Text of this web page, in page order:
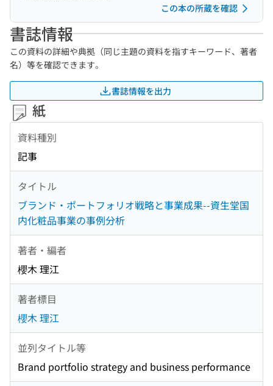
この本の所蔵を確認
書誌情報
この資料の詳細や典拠（同じ主題の資料を指すキーワード、著者
名）等を確認できます。
書誌情報を出力
紙
資料種別
記事
タイトル
ブランド・ポートフォリオ戦略と事業成果--資生堂国
内化粧品事業の事例分析
著者・編者
櫻木 理江
著者標目
櫻木 理江
並列タイトル等
Brand portfolio strategy and business performance